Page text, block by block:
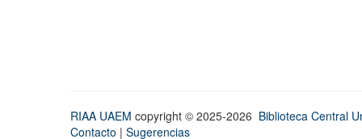
RIAA UAEM copyright © 2025-2026 Biblioteca Central
Contacto | Sugerencias